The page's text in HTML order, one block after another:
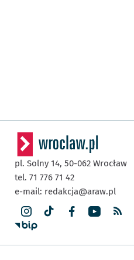
pl. Solny 14, 50-062 Wrocław
tel. 71 776 71 42
e-mail: redakcja@araw.pl